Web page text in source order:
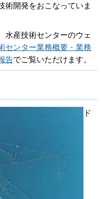
術開発をおこなっていま
水産技術センターのウェ
センター業務概要・業務
告でご覧いただけます。
ド